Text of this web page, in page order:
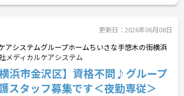
更新日：2026年06月08日
アシステムグループホームちいさな手悠木の街横浜
メディカルケアシステム
横浜市金沢区】資格不問♪グループ
スタッフ募集です＜夜勤専従＞